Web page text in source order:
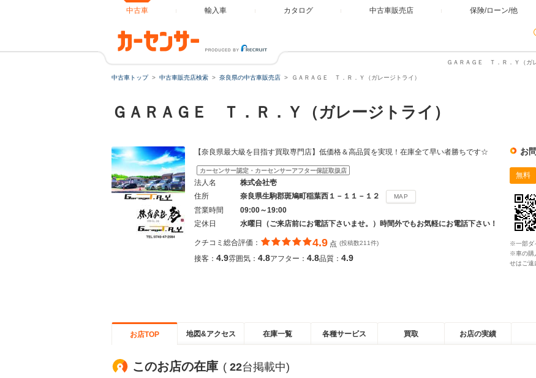
中古車 輸入車 カタログ 中古車販売店 保険/ローン/他
ＧＡＲＡＧＥ Ｔ．Ｒ．Ｙ（ガ
中古車トップ 中古車販売店検索 奈良県の中古車販売店 ＧＡＲＡＧＥ Ｔ．Ｒ．Ｙ（ガレージトライ）
ＧＡＲＡＧＥ Ｔ．Ｒ．Ｙ（ガレージトライ）
【奈良県最大級を目指す買取専門店】低価格＆高品質を実現！在庫全て早い者勝ちです☆
カーセンサー認定・カーセンサーアフター保証取扱店
法人名
株式会社壱
住所
奈良県生駒郡斑鳩町稲葉西１－１１－１２ MAP
営業時間
09:00～19:00
定休日
水曜日（ご来店前にお電話下さいませ。）時間外でもお気軽にお電話下さい！
クチコミ総合評価： 4.9 点 (投稿数211件)
接客： 4.9雰囲気： 4.8アフター： 4.8品質： 4.9
お
無料
※一部ダ
※車の購
せはご遠
お店TOP 地図&アクセス 在庫一覧 各種サービス 買取 お店の実績
このお店の在庫 ( 22台掲載中)